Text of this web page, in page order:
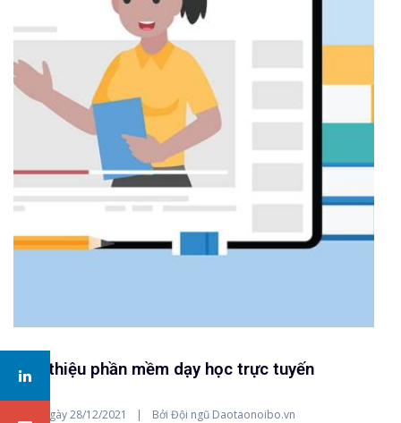
Giới thiệu phần mềm dạy học trực tuyến
Đăng ngày28/12/2021 Bởi Đội ngũ Daotaonoibo.vn